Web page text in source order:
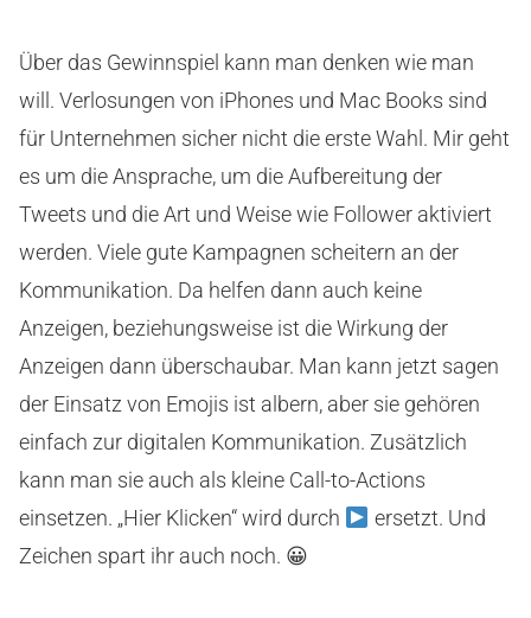
Über das Gewinnspiel kann man denken wie man
will. Verlosungen von iPhones und Mac Books sind
für Unternehmen sicher nicht die erste Wahl. Mir geht
es um die Ansprache, um die Aufbereitung der
Tweets und die Art und Weise wie Follower aktiviert
werden. Viele gute Kampagnen scheitern an der
Kommunikation. Da helfen dann auch keine
Anzeigen, beziehungsweise ist die Wirkung der
Anzeigen dann überschaubar. Man kann jetzt sagen
der Einsatz von Emojis ist albern, aber sie gehören
einfach zur digitalen Kommunikation. Zusätzlich
kann man sie auch als kleine Call-to-Actions
einsetzen. „Hier Klicken“ wird durch
ersetzt. Und
Zeichen spart ihr auch noch. 😀